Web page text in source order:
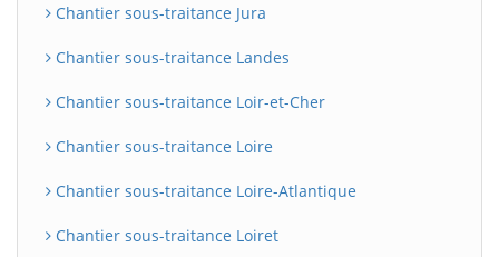
Chantier sous-traitance Jura
Chantier sous-traitance Landes
Chantier sous-traitance Loir-et-Cher
Chantier sous-traitance Loire
Chantier sous-traitance Loire-Atlantique
Chantier sous-traitance Loiret
BatiWebPro
B